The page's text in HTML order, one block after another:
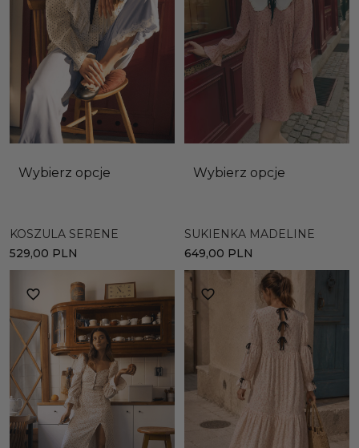
Wybierz opcje
KOSZULA SERENE
529,00 PLN
Wybierz opcje
SUKIENKA MADELINE
649,00 PLN